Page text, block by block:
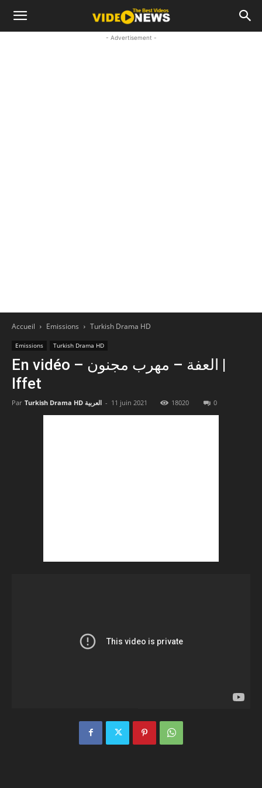
- Advertisement -
Accueil Emissions Turkish Drama HD
Emissions Turkish Drama HD
En vidéo – العفة – مهرب مجنون |
Iffet
Par Turkish Drama HD العربية - 11 juin 2021 18020 0